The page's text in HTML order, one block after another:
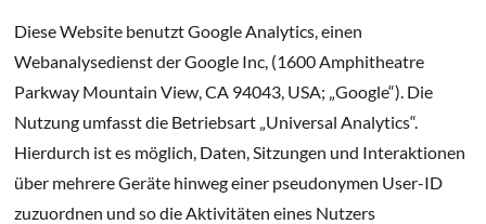
Diese Website benutzt Google Analytics, einen
Webanalysedienst der Google Inc, (1600 Amphitheatre
Parkway Mountain View, CA 94043, USA; „Google“). Die
Nutzung umfasst die Betriebsart „Universal Analytics“.
Hierdurch ist es möglich, Daten, Sitzungen und Interaktionen
über mehrere Geräte hinweg einer pseudonymen User-ID
zuzuordnen und so die Aktivitäten eines Nutzers